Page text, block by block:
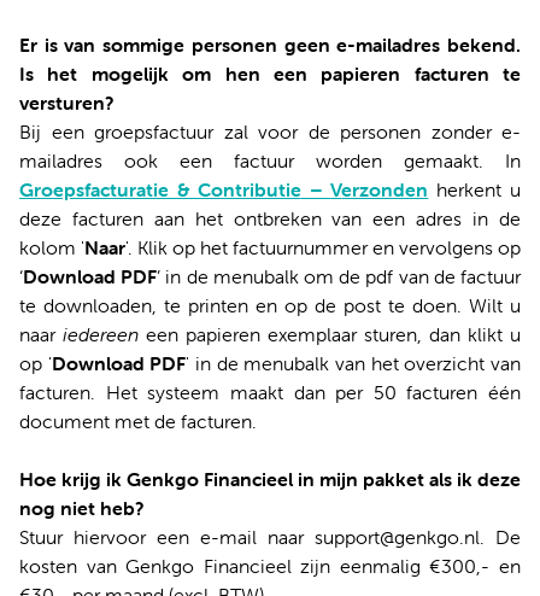
Er is van sommige personen geen e-mailadres bekend.
Is het mogelijk om hen een papieren facturen te
versturen?
Bij een groepsfactuur zal voor de personen zonder e-
mailadres ook een factuur worden gemaakt. In
Groepsfacturatie & Contributie–Verzonden herkent u
deze facturen aan het ontbreken van een adres in de
kolom 'Naar'. Klik op het factuurnummer en vervolgens op
‘Download PDF’ in de menubalk om de pdf van de factuur
te downloaden, te printen en op de post te doen. Wilt u
naar iedereen een papieren exemplaar sturen, dan klikt u
op 'Download PDF' in de menubalk van het overzicht van
facturen. Het systeem maakt dan per 50 facturen één
document met de facturen.
Hoe krijg ik Genkgo Financieel in mijn pakket als ik deze
nog niet heb?
Stuur hiervoor een e-mail naar support@genkgo.nl. De
kosten van Genkgo Financieel zijn eenmalig €300,- en